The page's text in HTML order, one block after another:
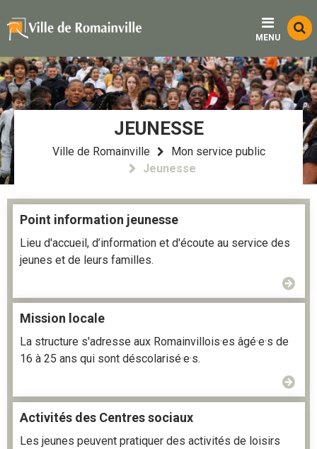
MENU
JEUNESSE
Ville de Romainville
Mon service public
Jeunesse
Point information jeunesse
Lieu d'accueil, d’information et d'écoute au service des
jeunes et de leurs familles.
Mission locale
La structure s'adresse aux Romainvillois·es âgé·e·s de
16 à 25 ans qui sont déscolarisé·e·s.
Activités des Centres sociaux
Les jeunes peuvent pratiquer des activités de loisirs